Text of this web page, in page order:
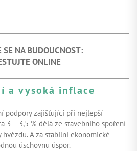
SE NA BUDOUCNOST:
ONLINE
a vysoká inflace
podpory zajišťující při nejlepší
3 – 3,5 % dělá ze stavebního spoření
A za stabilní ekonomické
úschovnu úspor.